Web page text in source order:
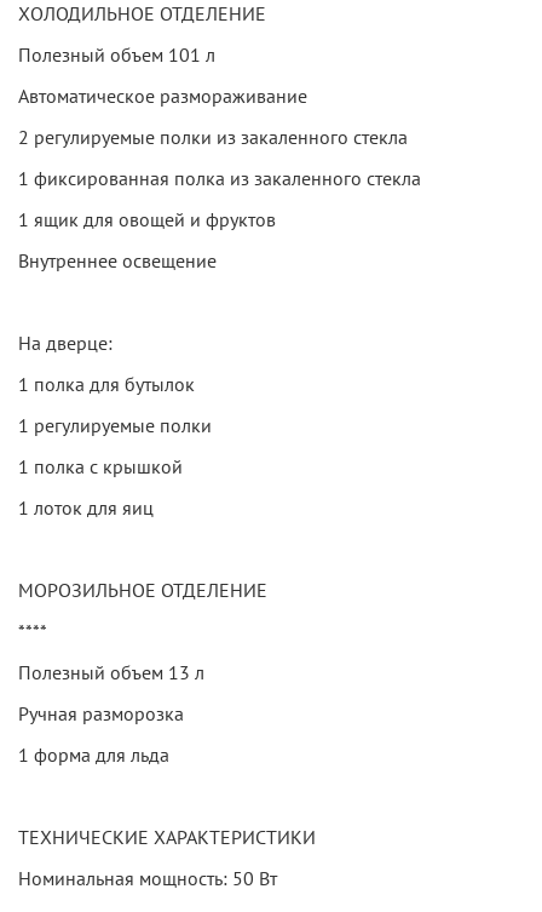
ХОЛОДИЛЬНОЕ ОТДЕЛЕНИЕ
Полезный объем 101 л
Автоматическое размораживание
2 регулируемые полки из закаленного стекла
1 фиксированная полка из закаленного стекла
1 ящик для овощей и фруктов
Внутреннее освещение
На дверце:
1 полка для бутылок
1 регулируемые полки
1 полка с крышкой
1 лоток для яиц
МОРОЗИЛЬНОЕ ОТДЕЛЕНИЕ
****
Полезный объем 13 л
Ручная разморозка
1 форма для льда
ТЕХНИЧЕСКИЕ ХАРАКТЕРИСТИКИ
Номинальная мощность: 50 Вт